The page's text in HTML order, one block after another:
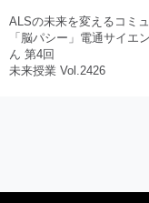
ALSの未来を変えるコミ
「脳パシー」電通サイ
ん 第4回
未来授業 Vol.2426